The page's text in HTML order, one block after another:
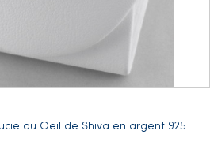
ou Oeil de Shiva en argent 925